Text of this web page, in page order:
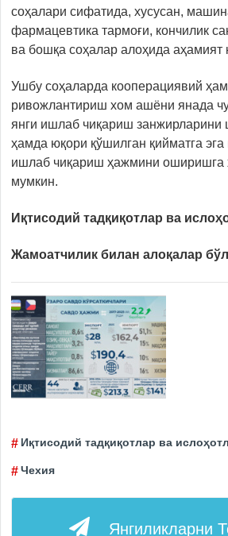
соҳалари сифатида, хусусан,
фармацевтика тармоғи, кончилик
ва бошқа соҳалар алоҳида аҳамият
Ушбу соҳаларда кооперациявий
ривожлантириш хом ашёни янада
янги ишлаб чиқариш занжирларини
ҳамда юқори қўшилган қийматга
ишлаб чиқариш ҳажмини оширишга
мумкин.
Иқтисодий тадқиқотлар ва
Жамоатчилик билан алоқалар
Иқтисодий тадқиқотлар ва
Чехия
Янгиликларни